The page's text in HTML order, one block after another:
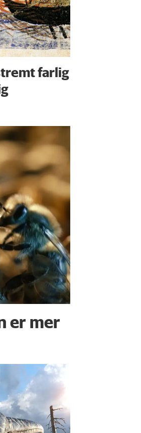
farlig
er mer